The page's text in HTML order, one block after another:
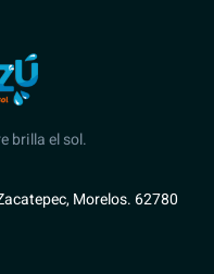
brilla el sol.
Morelos. 62780